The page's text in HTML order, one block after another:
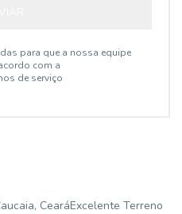
para que a nossa equipe
com a
de serviço
CearáExcelente Terreno